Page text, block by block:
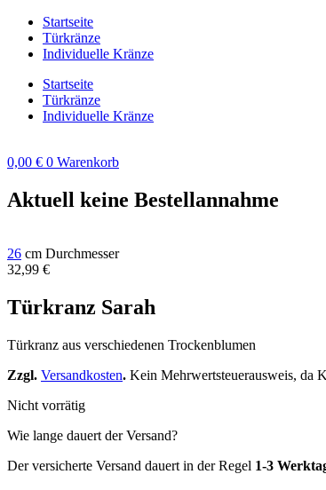
Zum
Inhalt
springen
Startseite
Türkränze
Individuelle Kränze
Startseite
Türkränze
Individuelle Kränze
0,00 € 0 Warenkorb
Aktuell keine Bestellannahme
26 cm Durchmesser
32,99 €
Türkranz Sarah
Türkranz aus verschiedenen Trockenblumen
Zzgl. Versandkosten. Kein Mehrwertsteuerausweis, da
Nicht vorrätig
Wie lange dauert der Versand?
Der versicherte Versand dauert in der Regel 1-3